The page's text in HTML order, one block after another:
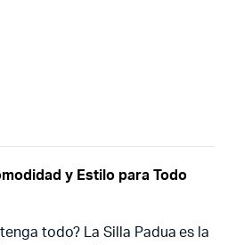
y Estilo para Todo
todo? La Silla Padua es la